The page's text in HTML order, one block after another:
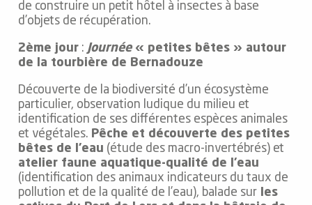
de construire un petit hôtel à insectes à base
d’objets de récupération.
2ème jour : Journée« petites bêtes » autour
de la tourbière de Bernadouze
Découverte de la biodiversité d’un écosystème
particulier, observation ludique du milieu et
identification de ses différentes espèces animales
et végétales. Pêche et découverte des petites
bêtes de l’eau (étude des macro-invertébrés) et
atelier faune aquatique-qualité de l’eau
(identification des animaux indicateurs du taux de
pollution et de la qualité de l’eau), balade sur les